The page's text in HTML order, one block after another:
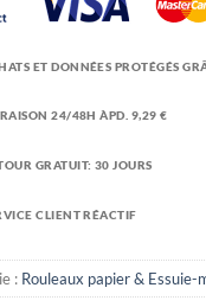
ET DONNÉES PROTÉGÉS
24/48H ÀPD. 9,29 €
GRATUIT: 30 JOURS
CLIENT RÉACTIF
: Rouleaux papier & Essuie-